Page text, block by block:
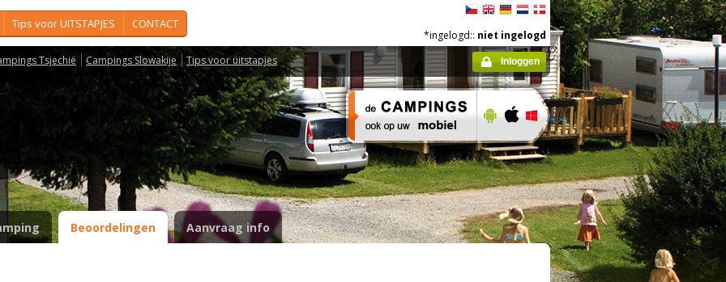
Tips voor UITSTAPJES CONTACT
Tsjechië Campings Slowakije Tips voor uitstapjes
*ingelogd:: niet ingelogd
Inloggen
Beoordelingen Aanvraag info